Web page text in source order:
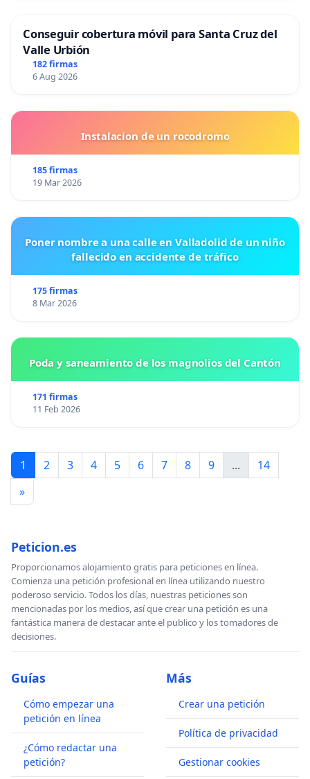
Conseguir cobertura móvil para Santa Cruz del
Valle Urbión
182 firmas
6 Aug 2026
Instalacion de un rocodromo
185 firmas
19 Mar 2026
Poner nombre a una calle en Valladolid de un niño
fallecido en accidente de tráfico
175 firmas
8 Mar 2026
Poda y saneamiento de los magnolios del Cantón
171 firmas
11 Feb 2026
1 2 3 4 5 6 7 8 9 ...
14
»
Peticion.es
Proporcionamos alojamiento gratis para peticiones en línea.
Comienza una petición profesional en línea utilizando nuestro
poderoso servicio. Todos los días, nuestras peticiones son
mencionadas por los medios, así que crear una petición es una
fantástica manera de destacar ante el publico y los tomadores de
decisiones.
Guías
Cómo empezar una
petición en línea
¿Cómo redactar una
petición?
Más
Crear una petición
Política de privacidad
Gestionar cookies